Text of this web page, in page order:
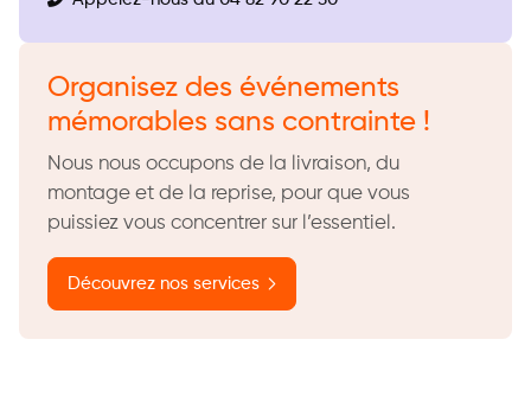
Organisez des événements
mémorables sans contrainte !
Nous nous occupons de la livraison, du
montage et de la reprise, pour que vous
puissiez vous concentrer sur l’essentiel.
Découvrez nos services